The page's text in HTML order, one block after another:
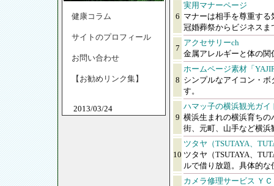
健康コラム
サイトのプロフィール
お問い合わせ
【お勧めリンク集】
2013/03/24
6
実用マナーページ
マナーは相手を尊重す
冠婚葬祭からビジネス
7
アクセサリーch
金属アレルギーと体の
8
ホームページ素材「
シンプルなアイコン・
す。
9
ハマッ子の横浜観光ガイ
横浜生まれの横浜育ち
街、元町、山手など横
10
ツタヤ（TSUTAYA、
ツタヤ（TSUTAYA、
ルで借り放題。具体的
カメラ修理サービス Ｙ